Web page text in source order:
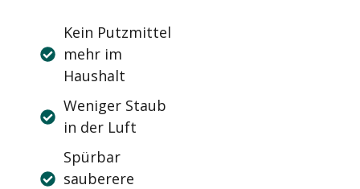
Kein Putzmittel
mehr im
Haushalt
Weniger Staub
in der Luft
Spürbar
sauberere